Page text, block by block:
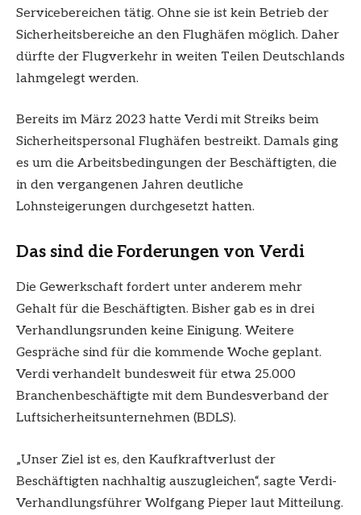
Servicebereichen tätig. Ohne sie ist kein Betrieb der
Sicherheitsbereiche an den Flughäfen möglich. Daher
dürfte der Flugverkehr in weiten Teilen Deutschlands
lahmgelegt werden.
Bereits im März 2023 hatte Verdi mit Streiks beim
Sicherheitspersonal Flughäfen bestreikt. Damals ging
es um die Arbeitsbedingungen der Beschäftigten, die
in den vergangenen Jahren deutliche
Lohnsteigerungen durchgesetzt hatten.
Das sind die Forderungen von Verdi
Die Gewerkschaft fordert unter anderem mehr
Gehalt für die Beschäftigten. Bisher gab es in drei
Verhandlungsrunden keine Einigung. Weitere
Gespräche sind für die kommende Woche geplant.
Verdi verhandelt bundesweit für etwa 25.000
Branchenbeschäftigte mit dem Bundesverband der
Luftsicherheitsunternehmen (BDLS).
„Unser Ziel ist es, den Kaufkraftverlust der
Beschäftigten nachhaltig auszugleichen“, sagte Verdi-
Verhandlungsführer Wolfgang Pieper laut Mitteilung.